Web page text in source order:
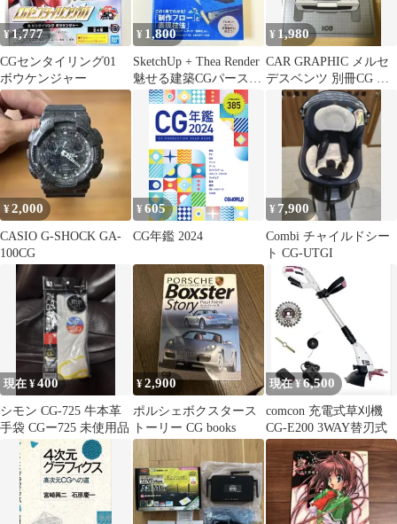
¥1,777
CGセンタイリング01
ボウケンジャー
¥ 1,800
SketchUp + Thea Render
魅せる建築CGパースの
描き方
¥ 1,980
CAR GRAPHIC メルセ
デスベンツ 別冊CG 二
玄社 CG選集 小林彰
¥2,000
CASIO G-SHOCK GA-
100CG
¥605
CG年鑑 2024
¥ 7,900
Combi チャイルドシー
ト CG-UTGI
現在 ¥400
シモン CG-725 牛本革
手袋 CGー725 未使用品
¥2,900
ポルシェボクスタース
トーリー CG books
現在 ¥ 6,500
comcon 充電式草刈機
CG-E200 3WAY替刃式